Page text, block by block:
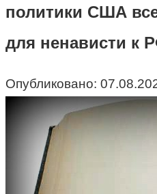
политики США
для ненависти к
Опубликовано: